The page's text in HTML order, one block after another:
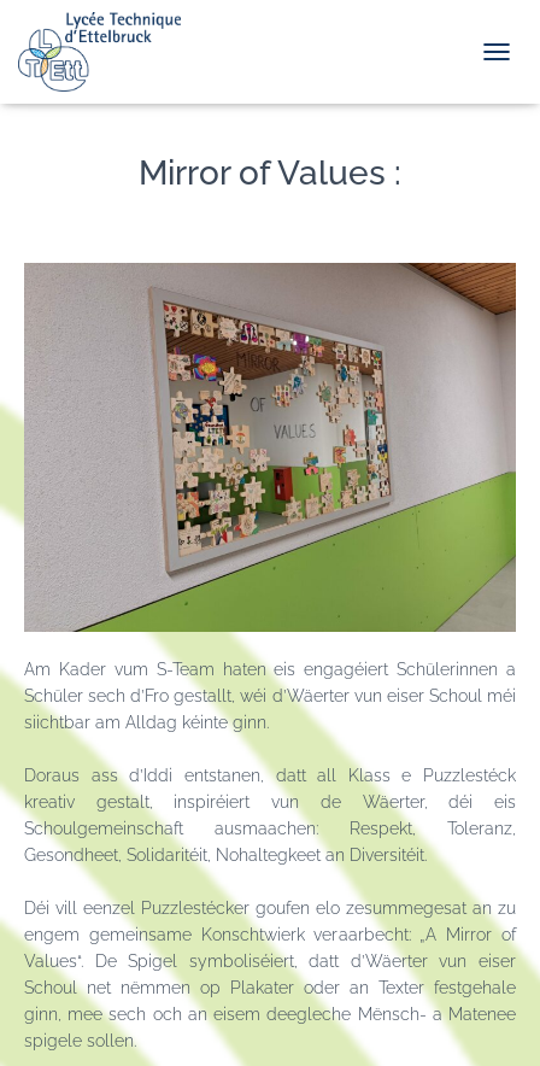
Mirror of Values :
Am Kader vum S-Team haten eis engagéiert Schülerinnen a
Schüler sech d’Fro gestallt, wéi d’Wäerter vun eiser Schoul méi
siichtbar am Alldag kéinte ginn.
Doraus ass d’Iddi entstanen, datt all Klass e Puzzlestéck
kreativ gestalt, inspiréiert vun de Wäerter, déi eis
Schoulgemeinschaft ausmaachen: Respekt, Toleranz,
Gesondheet, Solidaritéit, Nohaltegkeet an Diversitéit.
Déi vill eenzel Puzzlestécker goufen elo zesummegesat an zu
engem gemeinsame Konschtwierk veraarbecht: „A Mirror of
Values“. De Spigel symboliséiert, datt d’Wäerter vun eiser
Schoul net nëmmen op Plakater oder an Texter festgehale
ginn, mee sech och an eisem deegleche Mënsch- a Matenee
spigele sollen.